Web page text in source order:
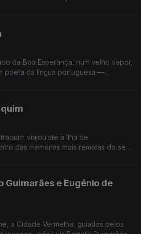
da Boa Esperança, num velho vapor,
poeta da língua portuguesa —
viajou até à Ilha de
das memórias mais remotas do seu
Guimarães e Eugénio de
a Cidade Vermelha, guiados pelos